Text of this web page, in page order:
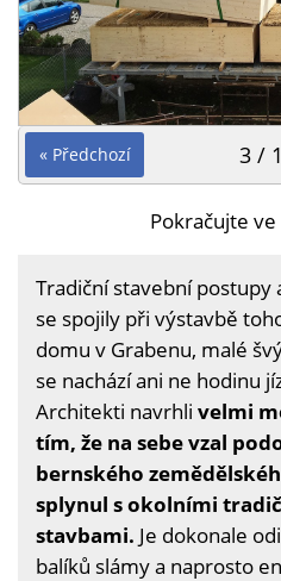
« Předchozí 3 /
Pokračujte
Tradiční stavební
se spojily při výstavbě
domu v Grabenu, malé
se nachází ani ne hodinu
Architekti navrhli velmi
tím, že na sebe vzal
bernského
splynul s okolními
stavbami. Je dokonale
balíků slámy a naprosto